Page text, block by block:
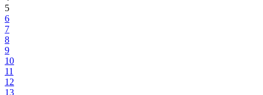
5
6
7
8
9
10
11
12
13